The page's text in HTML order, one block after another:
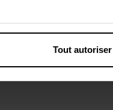
Tout autoriser